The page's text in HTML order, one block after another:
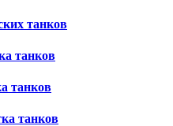
танков
танков
танков
танков